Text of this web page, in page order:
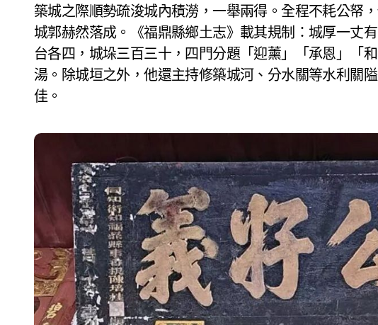
築城之際順勢疏浚城內積澇，一舉兩得。全程不耗公帑
城郭赫然落成。《福鼎縣鄉土志》載其規制：城厚一丈
台各四，城垛三百三十，四門分題「迎薰」「承恩」「
湯。除城垣之外，他還主持修築城河、分水關等水利關
佳。